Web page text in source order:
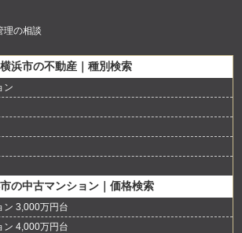
理の相談
横浜市の不動産｜種別検索
ン
の中古マンション｜価格検索
ン 3,000万円台
ン 4,000万円台